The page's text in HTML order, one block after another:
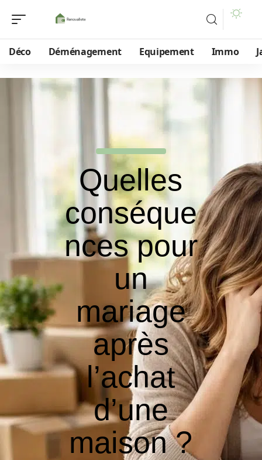
Déco Déménagement Equipement Immo
Quelles
conséque
nces pour
un
mariage
après
l’achat
d’une
maison ?